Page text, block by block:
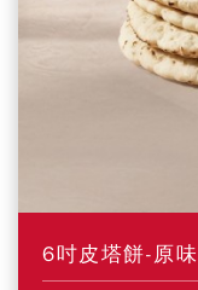
6吋皮塔餅-原味